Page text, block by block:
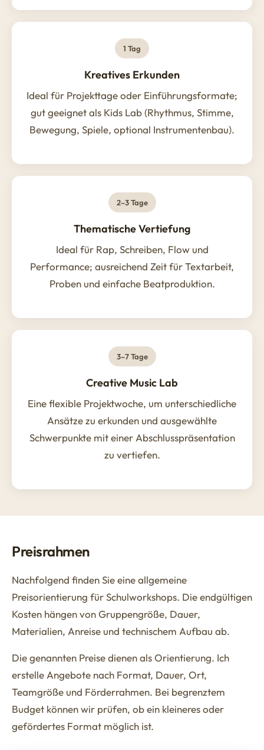
1 Tag
Kreatives Erkunden
Ideal für Projekttage oder Einführungsformate;
gut geeignet als Kids Lab (Rhythmus, Stimme,
Bewegung, Spiele, optional Instrumentenbau).
2–3 Tage
Thematische Vertiefung
Ideal für Rap, Schreiben, Flow und
Performance; ausreichend Zeit für Textarbeit,
Proben und einfache Beatproduktion.
3–7 Tage
Creative Music Lab
Eine flexible Projektwoche, um unterschiedliche
Ansätze zu erkunden und ausgewählte
Schwerpunkte mit einer Abschlusspräsentation
zu vertiefen.
Preisrahmen
Nachfolgend finden Sie eine allgemeine
Preisorientierung für Schulworkshops. Die endgültigen
Kosten hängen von Gruppengröße, Dauer,
Materialien, Anreise und technischem Aufbau ab.
Die genannten Preise dienen als Orientierung. Ich
erstelle Angebote nach Format, Dauer, Ort,
Teamgröße und Förderrahmen. Bei begrenztem
Budget können wir prüfen, ob ein kleineres oder
gefördertes Format möglich ist.